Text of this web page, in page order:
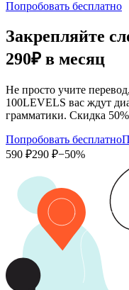
Попробовать бесплатно
Закрепляйте
290₽ в месяц
Не просто учите
100LEVELS вас ждут
грамматики. Скидка
Попробовать бесплатно
590 ₽290 ₽−50%